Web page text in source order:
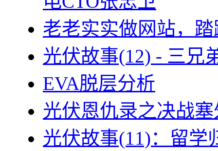
老老实实做网站，
光伏故事(12) - 三兄
EVA脱层分析
光伏恩仇录之决战
光伏故事(11)：留学